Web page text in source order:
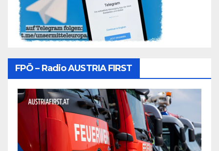
FPÖ – Radio AUSTRIA FIRST